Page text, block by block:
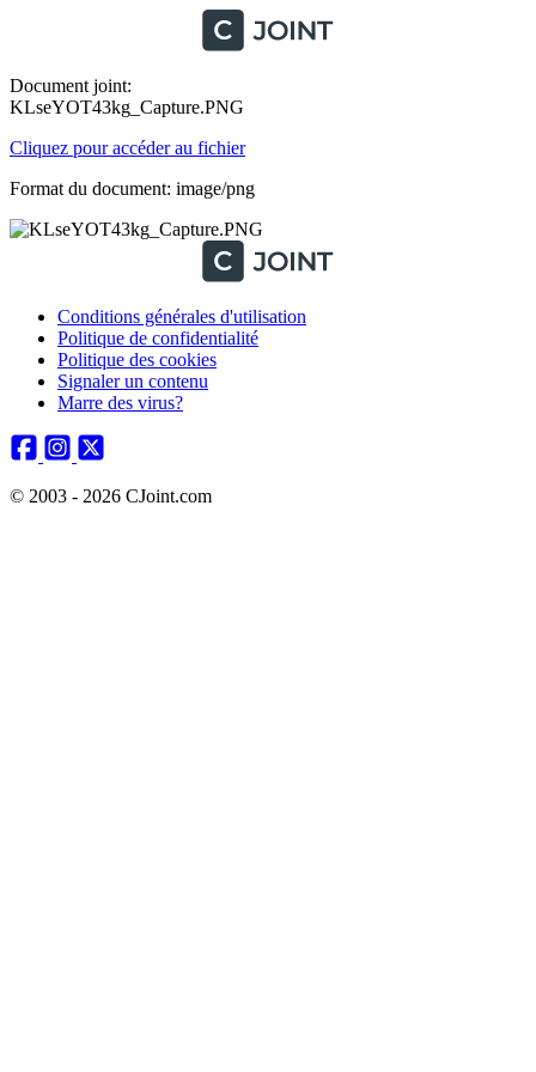
Document joint:
KLseYOT43kg_Capture.PNG
Cliquez pour accéder au fichier
Format du document: image/png
Conditions générales d'utilisation
Politique de confidentialité
Politique des cookies
Signaler un contenu
Marre des virus?
© 2003 - 2026 CJoint.com